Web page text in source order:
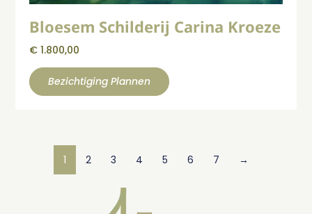
Bloesem Schilderij Carina Kroeze
€ 1.800,00
Bezichtiging Plannen
1 2 3 4 5 6 7 →